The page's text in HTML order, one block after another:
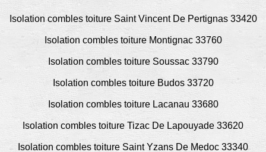
Isolation combles toiture Saint Vincent De Pertignas 33420
Isolation combles toiture Montignac 33760
Isolation combles toiture Soussac 33790
Isolation combles toiture Budos 33720
Isolation combles toiture Lacanau 33680
Isolation combles toiture Tizac De Lapouyade 33620
Isolation combles toiture Saint Yzans De Medoc 33340